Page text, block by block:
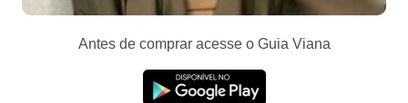
Antes de comprar acesse o Guia Viana